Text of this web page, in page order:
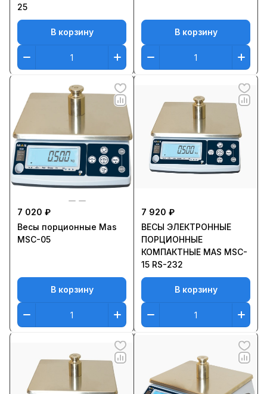
25
В корзину В корзину
7 020 ₽
Весы порционные Mas
MSC-05
В корзину
7 920 ₽
ВЕСЫ ЭЛЕКТРОННЫЕ
ПОРЦИОННЫЕ
КОМПАКТНЫЕ MAS MSC-
15 RS-232
В корзину